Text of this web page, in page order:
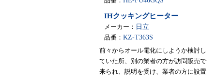
IHクッキングヒーター
メーカー： 日立
品番： KZ-T363S
前々からオール電化にしようか検討し
ていた所、別の業者の方が訪問販売で
来られ、説明を受け、業者の方に設置